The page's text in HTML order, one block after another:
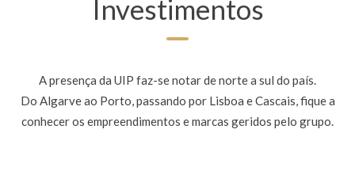
Investimentos
A presença da UIP faz-se notar de norte a sul do país.
Do Algarve ao Porto, passando por Lisboa e Cascais, fique a
conhecer os empreendimentos e marcas geridos pelo grupo.